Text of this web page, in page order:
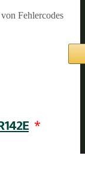
Fehlercodes
*